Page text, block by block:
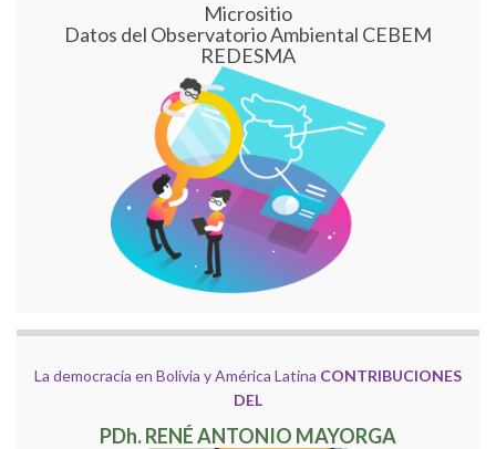
Micrositio
Datos del Observatorio Ambiental CEBEM
REDESMA
La democracia en Bolivia y América Latina CONTRIBUCIONES
DEL
PDh. RENÉ ANTONIO MAYORGA